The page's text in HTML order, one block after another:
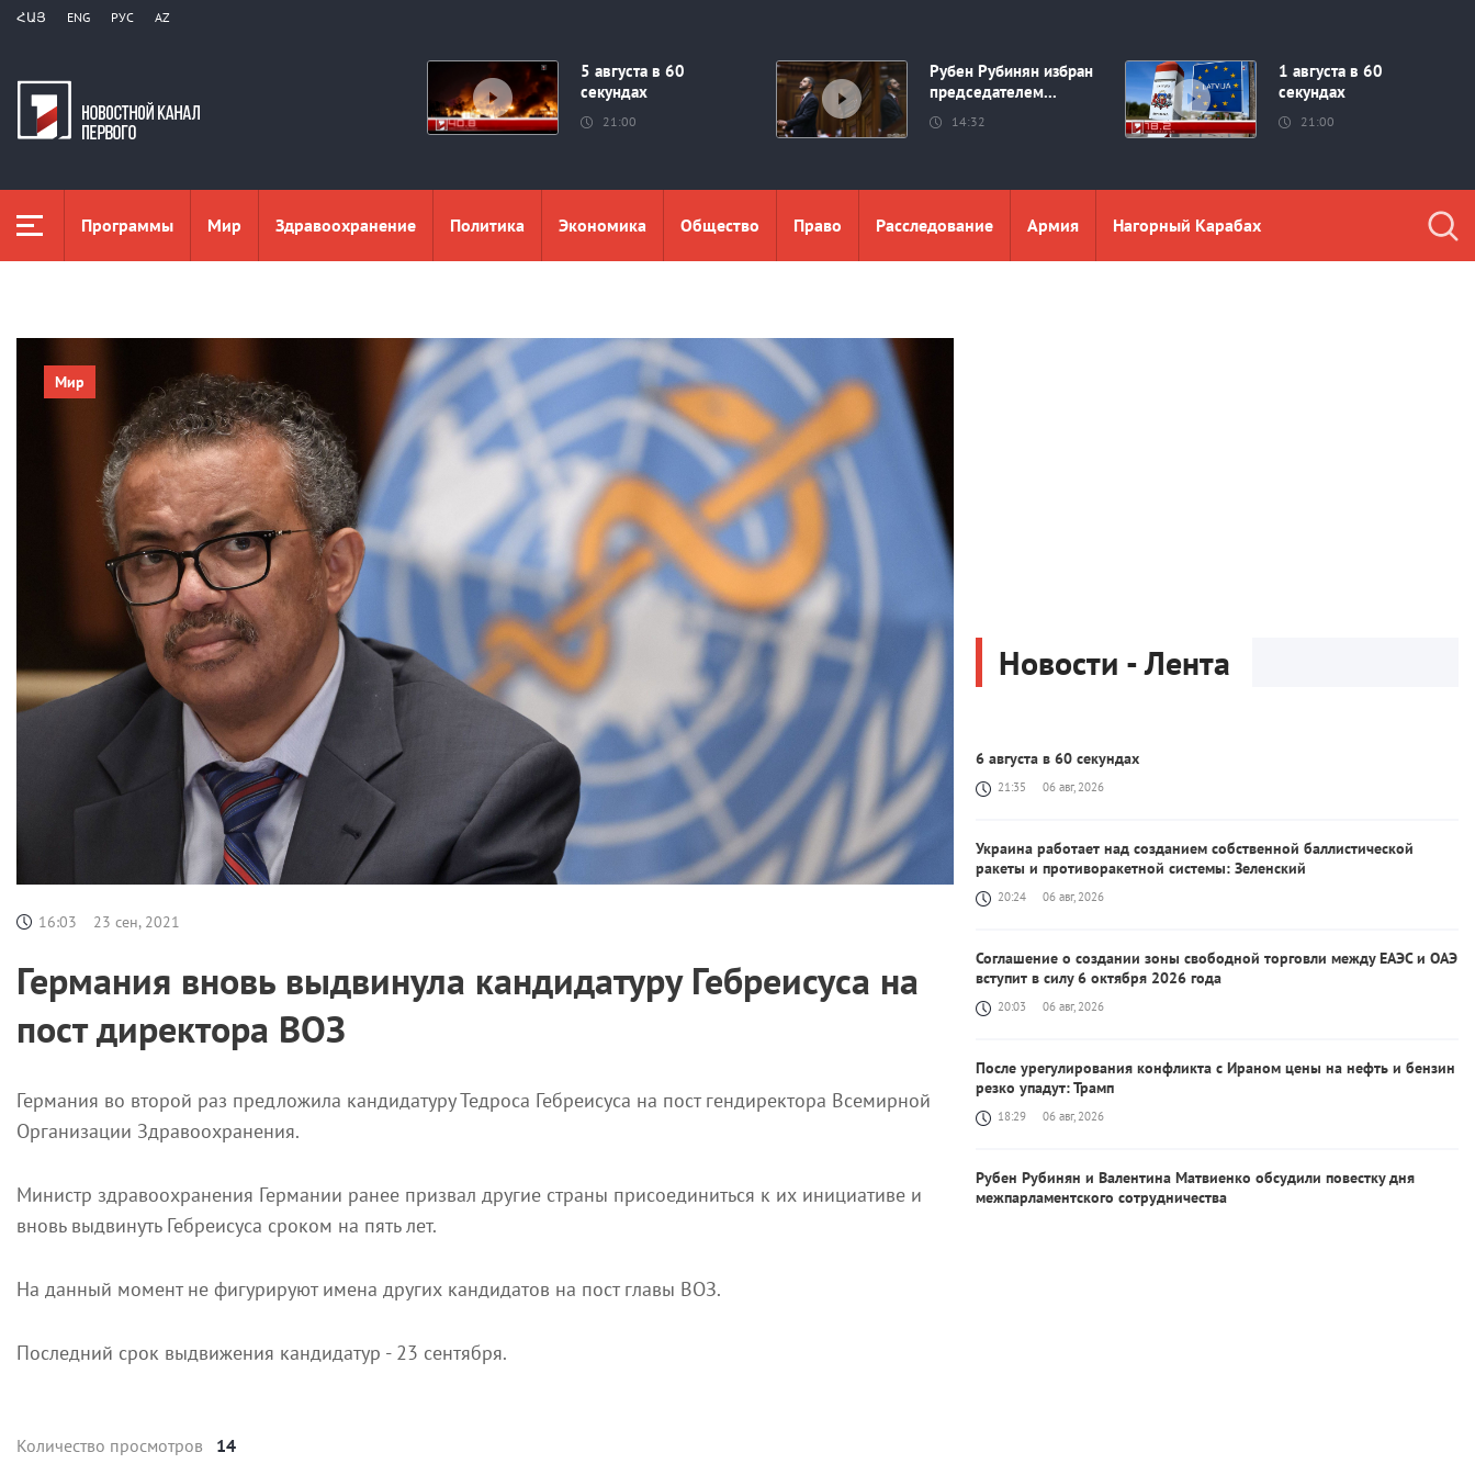
ՀԱՅ ENG РУС AZ
5 августа в 60
секундах
21:00
Рубен Рубинян избран
председателем...
14:32
1 августа в 60
секундах
21:00
Программы Мир Здравоохранение Политика Экономика Общество Право Расследование Aрмия Нагорный Карабах
Мир
16:03 23 сен, 2021
Германия вновь выдвинула кандидатуру Гебреисуса на
пост директора ВОЗ
Германия во второй раз предложила кандидатуру Тедроса Гебреисуса на пост гендиректора Всемирной
Организации Здравоохранения.
Министр здравоохранения Германии ранее призвал другие страны присоединиться к их инициативе и
вновь выдвинуть Гебреисуса сроком на пять лет.
На данный момент не фигурируют имена других кандидатов на пост главы ВОЗ.
Последний срок выдвижения кандидатур - 23 сентября.
Количество просмотров 14
Новости - Лента
6 августа в 60 секундах
21:35 06 авг, 2026
Украина работает над созданием собственной баллистической
ракеты и противоракетной системы: Зеленский
20:24 06 авг, 2026
Соглашение о создании зоны свободной торговли между ЕАЭС и ОАЭ
вступит в силу 6 октября 2026 года
20:03 06 авг, 2026
После урегулирования конфликта с Ираном цены на нефть и бензин
резко упадут: Трамп
18:29 06 авг, 2026
Рубен Рубинян и Валентина Матвиенко обсудили повестку дня
межпарламентского сотрудничества